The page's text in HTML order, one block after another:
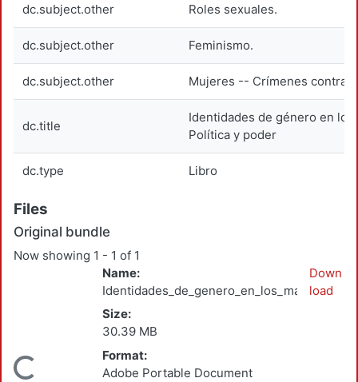
dc.subject.other Roles sexuales.
dc.subject.other Feminismo.
dc.subject.other Mujeres -- Crímenes contra.
dc.title
Identidades de género en los
Política y poder
dc.type Libro
Files
Original bundle
Now showing 1 - 1 of 1
Name:
Size:
30.39 MB
Format:
Adobe Portable Document
Down
load